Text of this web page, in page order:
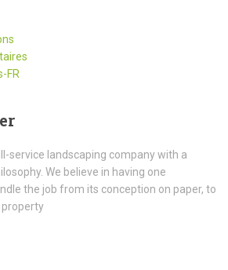
FR
service landscaping company with a
We believe in having one
the job from its conception on paper, to